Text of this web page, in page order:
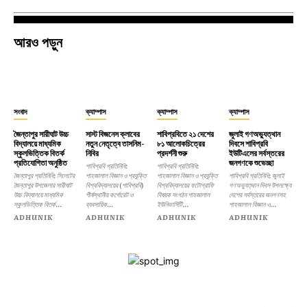
আরও পড়ুন
সংবাদ
জৈন্তাপুর সারীঘাট উচ্চ
বিদ্যালয়ে মাধ্যমিক
স্কুলভিত্তিক বিতর্ক
প্রতিযোগিতা অনুষ্ঠিত
জৈন্তাপুর প্রতিনিধি: সিলেটের
জৈন্তাপুর উপজেলার সারীঘাট
উচ্চ বিদ্যালয়ে মাধ্যমিক
স্কুলভিত্তিক বিতর্ক...
ADHUNIK
ক্যাম্পাস
সাস্ট বিজনেস ক্লাবের
নতুন নেতৃত্বে তাসনিম-
নিবির
শাবিপ্রবি প্রতিনিধি:
শাহজালাল বিজ্ঞান ও প্রযুক্তি
বিশ্ববিদ্যালয়ের (শাবিপ্রবি)
শীর্ষস্থানীয় কর্পোরেট ও
ব্যবসায়িক...
ADHUNIK
ক্যাম্পাস
শাবিপ্রবিতে ২১ দেশের
৮১ আলোকচিত্রের
প্রদর্শনী শুরু
শাবিপ্রবি প্রতিনিধি:
শাহজালাল বিজ্ঞান ও প্রযুক্তি
বিশ্ববিদ্যালয়ের ফটোগ্রাফি
বিষয়ক সংগঠন শাহজালাল
ইউনিভার্সিটি...
ADHUNIK
ক্যাম্পাস
জুলাই গণঅভ্যুত্থান
দিবসে শাবিপ্রবি
ইউটিএলের সর্বস্তরের
জনগণকে শুভেচ্ছা
শাবিপ্রবি প্রতিনিধি: জুলাই
গণঅভ্যুত্থান দিবস উপলক্ষ্যে
দেশের সর্বস্তরের জনগণসহ
শাহজালাল বিজ্ঞান ও...
ADHUNIK